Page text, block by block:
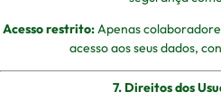
Acesso restrito:Apenas
acesso aos seus dados,
7. Direitos dos